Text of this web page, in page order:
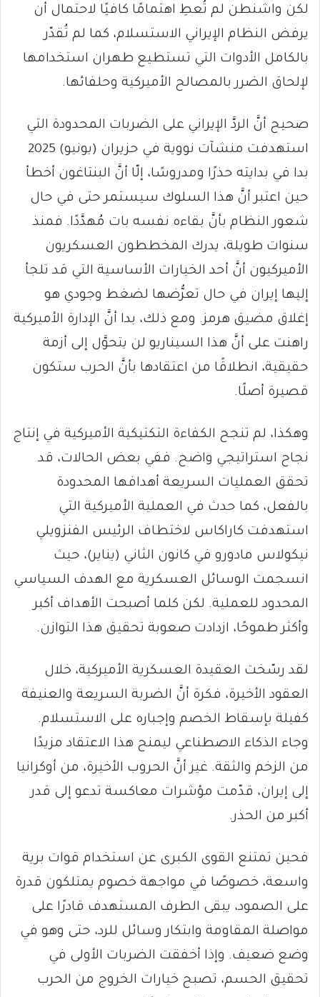
لكن واشنطن لم تُعطِ اهتمامًا كافيًا لاحتمال أن
يرفض النظام الإيراني الاستسلام، كما لم تُقدّر
بالكامل الأدوات التي تستطيع طهران استخدامها
لإلحاق الضرر بالمصالح الأميركية وحلفائها.
صحيح أنَّ الردَّ الإيراني على الضربات المحدودة التي
استهدفت منشآت نووية في حزيران (يونيو) 2025
بدا في بدايته حذرًا ومدروسًا، إلّا أنَّ البنتاغون أخطأ
حين اعتبر أنَّ هذا السلوك سيستمر حتى في حال
شعور النظام بأنَّ بقاءه نفسه بات مُهدَّدًا. فمنذ
سنوات طويلة، يدرك المخططون العسكريون
الأميركيون أنَّ أحد الخيارات الأساسية التي قد تلجأ
إليها إيران في حال تعرُّضها لضغط وجودي هو
إغلاق مضيق هرمز. ومع ذلك، بدا أنَّ الإدارة الأميركية
راهنت على أنَّ هذا السيناريو لن يتحوَّل إلى أزمة
حقيقية، انطلاقًا من اعتقادها بأنَّ الحرب ستكون
قصيرة أصلًا.
وهكذا، لم تنجح الكفاءة التكتيكية الأميركية في إنتاج
نجاح استراتيجي واضح. ففي بعض الحالات، قد
تحقق العمليات السريعة أهدافها المحدودة
بالفعل، كما حدث في العملية الأميركية التي
استهدفت كاراكاس لاختطاف الرئيس الفنزويلي
نيكولاس مادورو في كانون الثاني (يناير)، حيث
انسجمت الوسائل العسكرية مع الهدف السياسي
المحدود للعملية. لكن كلما أصبحت الأهداف أكبر
وأكثر طموحًا، ازدادت صعوبة تحقيق هذا التوازن.
لقد رسّخت العقيدة العسكرية الأميركية، خلال
العقود الأخيرة، فكرة أنَّ الضربة السريعة والعنيفة
كفيلة بإسقاط الخصم وإجباره على الاستسلام.
وجاء الذكاء الاصطناعي ليمنح هذا الاعتقاد مزيدًا
من الزخم والثقة. غير أنَّ الحروب الأخيرة، من أوكرانيا
إلى إيران، قدّمت مؤشرات معاكسة تدعو إلى قدر
أكبر من الحذر.
فحين تمتنع القوى الكبرى عن استخدام قوات برية
واسعة، خصوصًا في مواجهة خصوم يمتلكون قدرة
على الصمود، يبقى الطرف المستهدف قادرًا على
مواصلة المقاومة وابتكار وسائل للرد، حتى وهو في
وضع ضعيف. وإذا أخفقت الضربات الأولى في
تحقيق الحسم، تصبح خيارات الخروج من الحرب